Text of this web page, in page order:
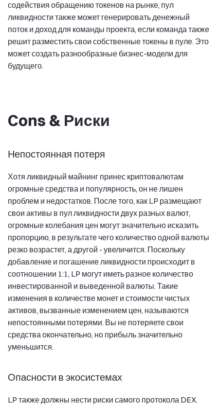
содействия обращению токенов на рынке, пул
ликвидности также может генерировать денежный
поток и доход для команды проекта, если команда также
решит разместить свои собственные токены в пуле. Это
может создать разнообразные бизнес-модели для
будущего.
Cons & Риски
Непостоянная потеря
Хотя ликвидный майнинг принес криптовалютам
огромные средства и популярность, он не лишен
проблем и недостатков. После того, как LP размещают
свои активы в пул ликвидности двух разных валют,
огромные колебания цен могут значительно исказить
пропорцию, в результате чего количество одной валюты
резко возрастет, а другой - увеличится. Поскольку
добавление и погашение ликвидности происходит в
соотношении 1:1, LP могут иметь разное количество
инвестированной и выведенной валюты. Такие
изменения в количестве монет и стоимости чистых
активов, вызванные изменением цен, называются
непостоянными потерями. Вы не потеряете свои
средства окончательно, но прибыль значительно
уменьшится.
Опасности в экосистемах
LP также должны нести риски самого протокола DEX.